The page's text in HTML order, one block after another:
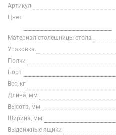
Артикул
Цвет
Материал столешницы стола
Упаковка
Полки
Борт
Вес, кг
Длина, мм
Высота, мм
Ширина, мм
Выдвижные ящики